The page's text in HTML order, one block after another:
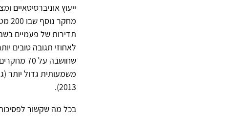
ייעוץ אוניברסיטאיים
שחושבה
2013).
בכל מה שקשור